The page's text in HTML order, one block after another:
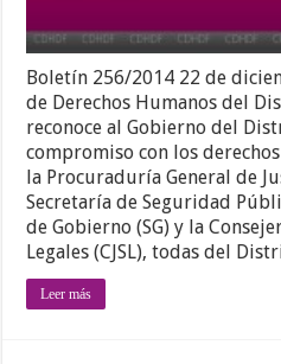
Boletín 256/2014 22 de
de Derechos Humanos del
reconoce al Gobierno del
compromiso con los
la Procuraduría General de
Secretaría de Seguridad
de Gobierno (SG) y la
Legales (CJSL), todas del
Leer más